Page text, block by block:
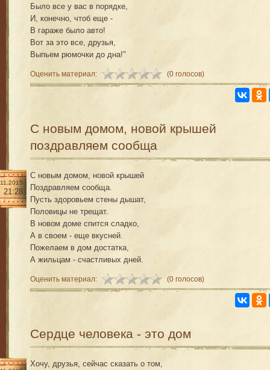
Было все у вас в порядке,
И, конечно, чтоб еще -
В гараже было авто!
Вот за это все, друзья,
Выпьем рюмочки до дна!"
Оценить материал: (0 голосов)
С новым домом, новой крышей
поздравляем сообща
21:28
С новым домом, новой крышей
Поздравляем сообща.
Пусть здоровьем стены дышат,
Половицы не трещат.
В новом доме спится сладко,
А в своем - еще вкусней.
Пожелаем в дом достатка,
А жильцам - счастливых дней.
Оценить материал: (0 голосов)
Сердце человека - это дом
Хочу, друзья, сейчас сказать о том,